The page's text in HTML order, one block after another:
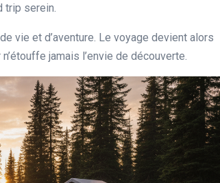
trip serein.
vie et d’aventure. Le voyage devient alors
jamais l’envie de découverte.